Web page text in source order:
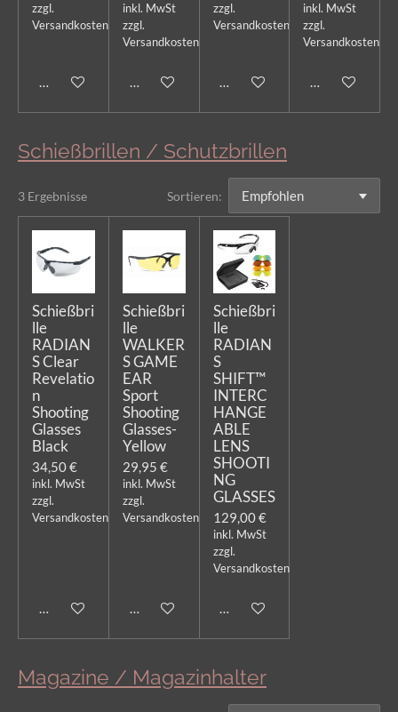
zzgl.
Versandkosten
In den Warenkorb
inkl. MwSt
zzgl.
Versandkosten
In den Warenkorb
zzgl.
Versandkosten
In den Warenkorb
inkl. MwSt
zzgl.
Versandkosten
In den
Schießbrillen / Schutzbrillen
3 Ergebnisse Sortieren:
Schießbri
lle
RADIAN
S Clear
Revelatio
n
Shooting
Glasses
Black
34,50 €
inkl. MwSt
zzgl.
Versandkosten
In den Warenkorb
Schießbri
lle
WALKER
S GAME
EAR
Sport
Shooting
Glasses-
Yellow
29,95 €
inkl. MwSt
zzgl.
Versandkosten
In den Warenkorb
Schießbri
lle
RADIAN
S
SHIFT™
INTERC
HANGE
ABLE
LENS
SHOOTI
NG
GLASSES
129,00 €
inkl. MwSt
zzgl.
Versandkosten
In den Warenkorb
Magazine / Magazinhalter